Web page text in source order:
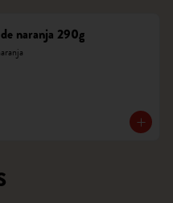
naranja 290g